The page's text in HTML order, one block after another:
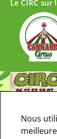
Le CIRC
Nous